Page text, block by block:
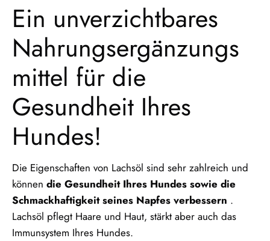
Ein unverzichtbares
Nahrungsergänzungs
mittel für die
Gesundheit Ihres
Hundes!
Die Eigenschaften von Lachsöl sind sehr zahlreich und
können die Gesundheit Ihres Hundes sowie die
Schmackhaftigkeit seines Napfes verbessern .
Lachsöl pflegt Haare und Haut, stärkt aber auch das
Immunsystem Ihres Hundes.